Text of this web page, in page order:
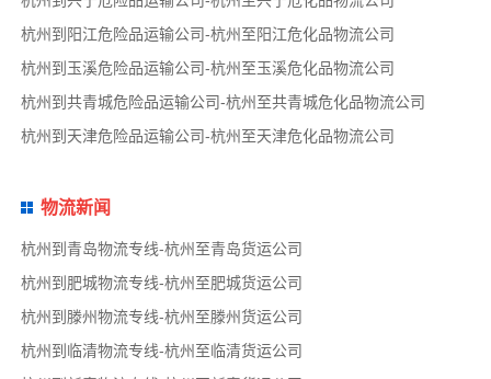
杭州到阳江危险品运输公司-杭州至阳江危化品物流公司
杭州到玉溪危险品运输公司-杭州至玉溪危化品物流公司
杭州到共青城危险品运输公司-杭州至共青城危化品物流公司
杭州到天津危险品运输公司-杭州至天津危化品物流公司
物流新闻
杭州到青岛物流专线-杭州至青岛货运公司
杭州到肥城物流专线-杭州至肥城货运公司
杭州到滕州物流专线-杭州至滕州货运公司
杭州到临清物流专线-杭州至临清货运公司